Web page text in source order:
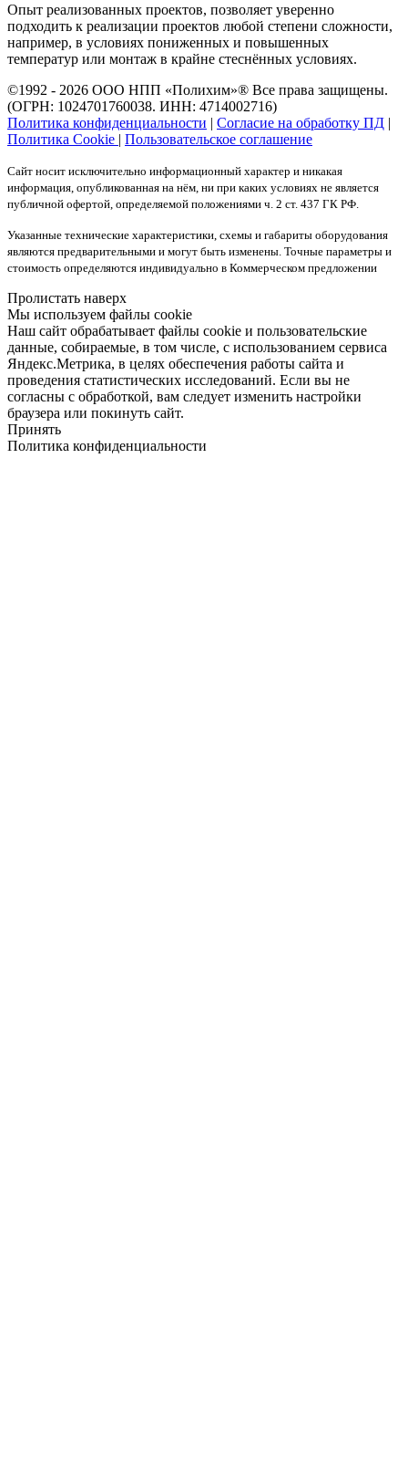
Опыт реализованных проектов, позволяет уверенно
подходить к реализации проектов любой степени сложности,
например, в условиях пониженных и повышенных
температур или монтаж в крайне стеснённых условиях.
©1992 - 2026 ООО НПП «Полихим»® Все права защищены.
(ОГРН: 1024701760038. ИНН: 4714002716)
Политика конфиденциальности | Согласие на обработку ПД |
Политика Cookie | Пользовательское соглашение
Сайт носит исключительно информационный характер и никакая
информация, опубликованная на нём, ни при каких условиях не является
публичной офертой, определяемой положениями ч. 2 ст. 437 ГК РФ.
Указанные технические характеристики, схемы и габариты оборудования
являются предварительными и могут быть изменены. Точные параметры и
стоимость определяются индивидуально в Коммерческом предложении
Пролистать наверх
Мы используем файлы cookie
Наш сайт обрабатывает файлы cookie и пользовательские
данные, собираемые, в том числе, с использованием сервиса
Яндекс.Метрика, в целях обеспечения работы сайта и
проведения статистических исследований. Если вы не
согласны с обработкой, вам следует изменить настройки
браузера или покинуть сайт.
Принять
Политика конфиденциальности